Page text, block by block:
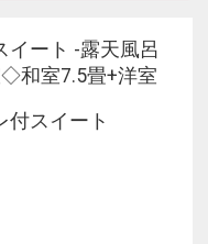
部変更がある場合
写真と異なる場合
いたします。
イート -露天風呂
和室7.5畳+洋室
付スイート